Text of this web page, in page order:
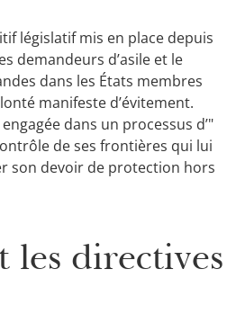
législatif mis en place depuis
demandeurs d’asile et le
dans les États membres
manifeste d’évitement.
engagée dans un processus d’"
de ses frontières qui lui
son devoir de protection hors
les directives